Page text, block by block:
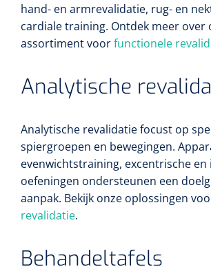
VOLTRA
VOLTRA I - Travel Suitcase - Strap
hand- en armrevalidatie, rug- en
cardiale training. Ontdek meer over
assortiment voorfunctionele
Analytische
Analytische revalidatie focust op
spiergroepen en bewegingen.
evenwichtstraining, excentrische en
oefeningen ondersteunen een
aanpak. Bekijk onze oplossingen
revalidatie.
Behandeltafels